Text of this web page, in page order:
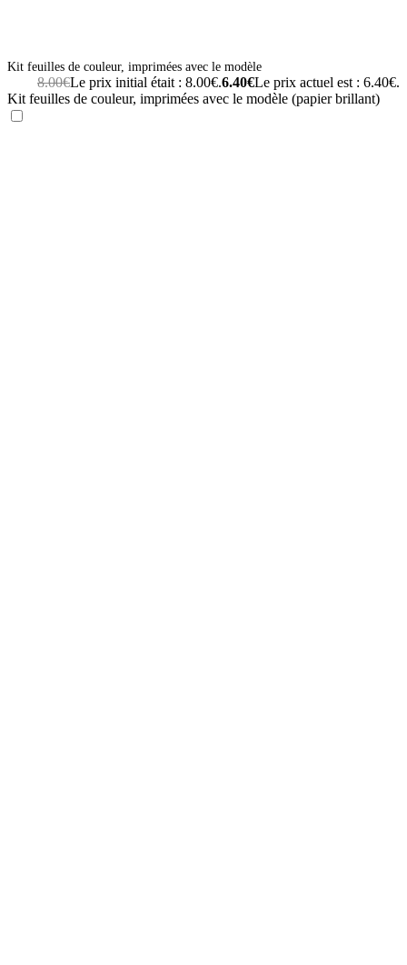
Kit feuilles de couleur, imprimées avec le modèle
8.00€Le prix initial était : 8.00€.6.40€Le prix actuel est : 6.40€.
Kit feuilles de couleur, imprimées avec le modèle (papier brillant)